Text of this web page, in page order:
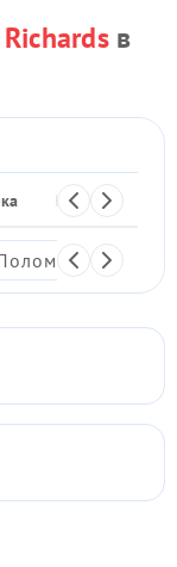
в
Кухонный
кнопки